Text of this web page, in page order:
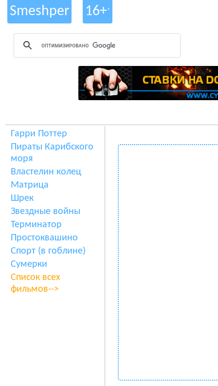
16+*
Smeshper
Гарри Поттер
Пираты Карибского
моря
Властелин колец
Матрица
Шрек
Звездные войны
Терминатор
Простоквашино
Спорт (в гоблине)
Сумерки
Список всех
фильмов-->